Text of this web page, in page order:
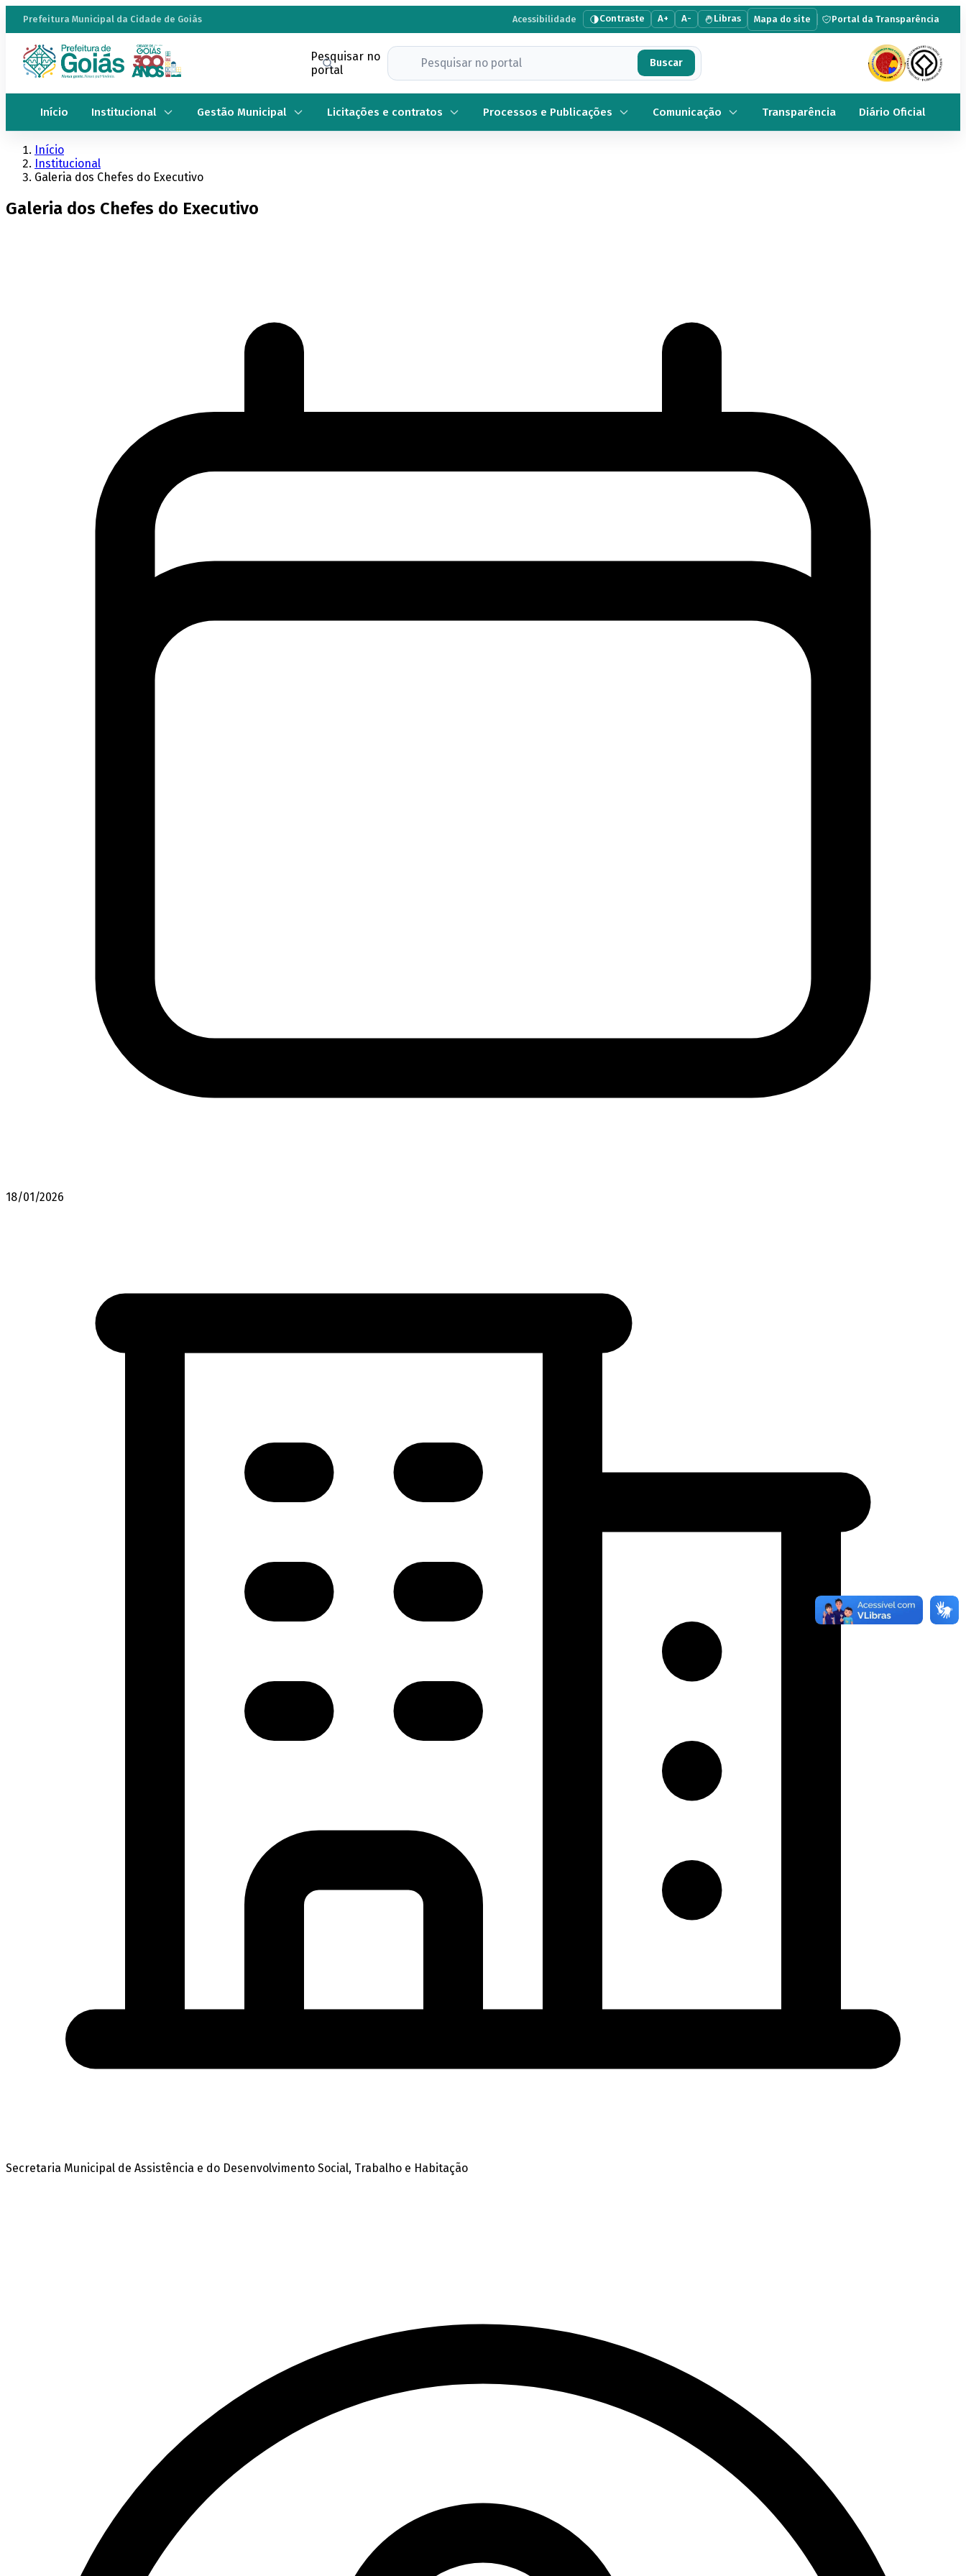
Prefeitura Municipal da Cidade de Goiás Acessibilidade Contraste A+ A- Libras Mapa do site Portal da Transparência
Pesquisar no
portal
Início Institucional Gestão Municipal Licitações e contratos Processos e Publicações Comunicação Transparência Diário Oficial
Início
Institucional
Galeria dos Chefes do Executivo
Galeria dos Chefes do Executivo
18/01/2026
Secretaria Municipal de Assistência e do Desenvolvimento Social, Trabalho e Habitação